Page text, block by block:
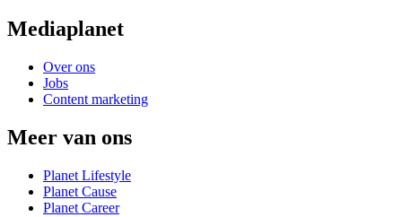
Mediaplanet
Over ons
Jobs
Content marketing
Meer van ons
Planet Lifestyle
Planet Cause
Planet Career